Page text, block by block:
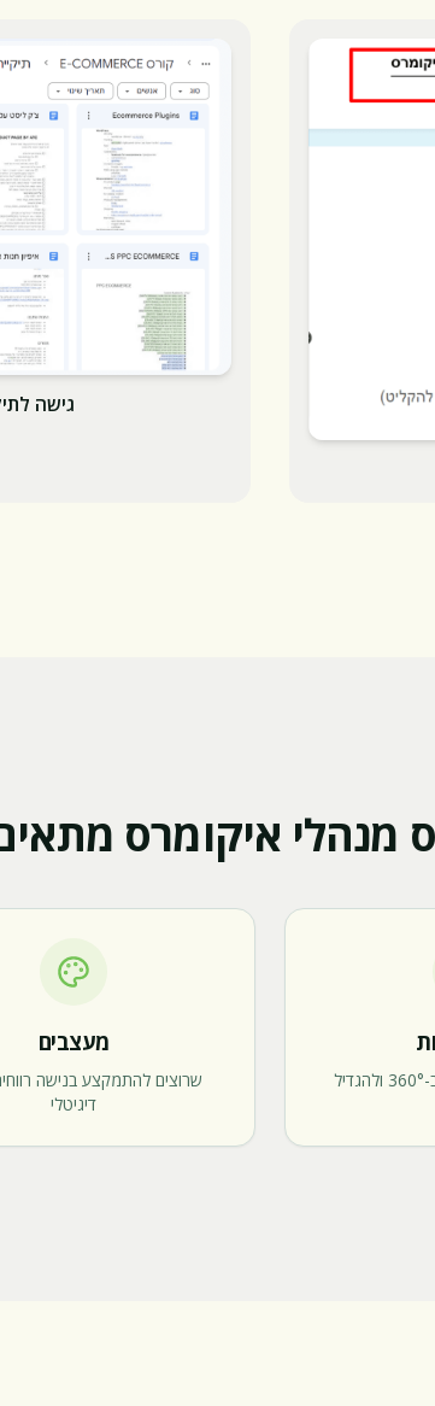
גישה
מנהלי איקומרס
שרוצים להבין את החנות ב-360° ולהגדיל
מעצבים
שרוצים להתמקצע בנישה
דיגיטלי